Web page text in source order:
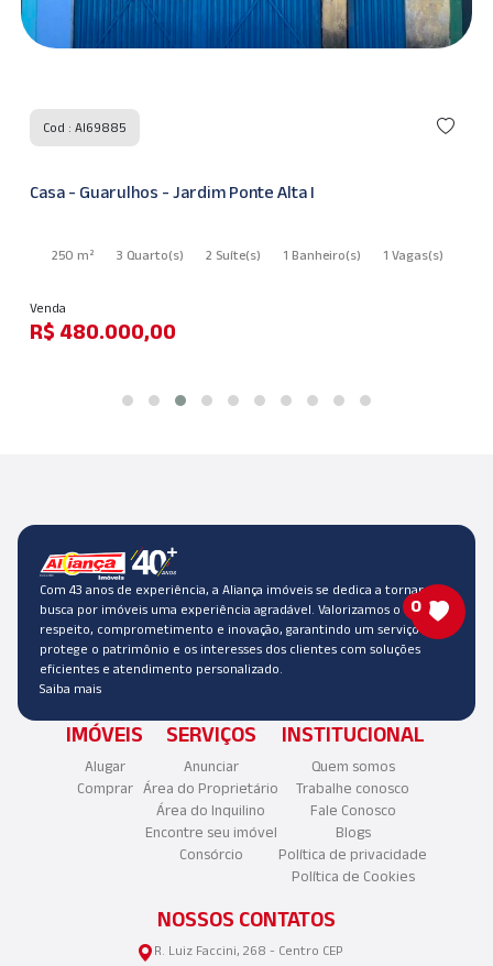
Cod : AI69885
Casa - Guarulhos - Jardim Ponte Alta I
250 m² 3 Quarto(s) 2 Suíte(s) 1 Banheiro(s) 1 Vagas(s)
Venda
R$ 480.000,00
Com 43 anos de experiência, a Aliança imóveis se dedica a tornar a
busca por imóveis uma experiência agradável. Valorizamos o
respeito, comprometimento e inovação, garantindo um serviço que
protege o patrimônio e os interesses dos clientes com soluções
eficientes e atendimento personalizado.
Saiba mais
IMÓVEIS
Alugar
Comprar
SERVIÇOS
Anunciar
Área do Proprietário
Área do Inquilino
Encontre seu imóvel
Consórcio
INSTITUCIONAL
Quem somos
Trabalhe conosco
Fale Conosco
Blogs
Política de privacidade
Política de Cookies
NOSSOS CONTATOS
R. Luiz Faccini, 268 - Centro CEP
0